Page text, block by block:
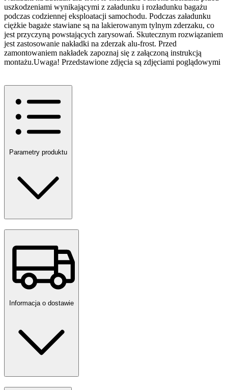
uszkodzeniami wynikającymi z załadunku i rozładunku bagażu
podczas codziennej eksploatacji samochodu. Podczas załadunku
ciężkie bagaże stawiane są na lakierowanym tylnym zderzaku, co
jest przyczyną powstających zarysowań. Skutecznym rozwiązaniem
jest zastosowanie nakładki na zderzak alu-frost. Przed
zamontowaniem nakładek zapoznaj się z załączoną instrukcją
montażu.Uwaga! Przedstawione zdjęcia są zdjęciami poglądowymi
Parametry produktu
Informacja o dostawie